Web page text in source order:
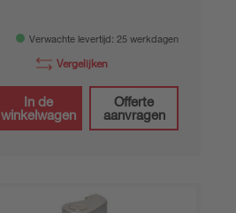
Verwachte levertijd: 25 werkdagen
Vergelijken
In de
winkelwagen
Offerte
aanvragen